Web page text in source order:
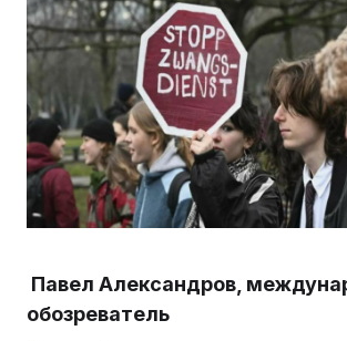
Павел Александров,
обозреватель